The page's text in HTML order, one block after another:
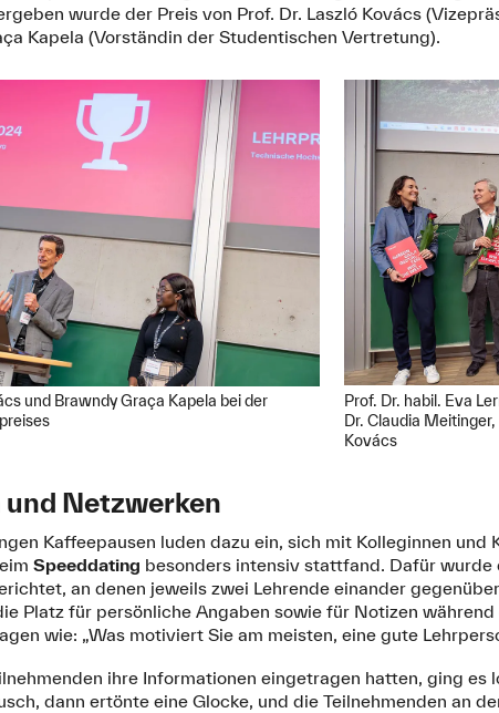
wurde der Preis von Prof. Dr. Laszló Kovács
Kapela (Vorständin der Studentischen Vertretung).
und Brawndy Graça Kapela bei der
Prof. Dr. habil. Eva
Dr. Claudia
Kovács
Netzwerken
Kaffeepausen luden dazu ein, sich mit Kolleginnen und
Speeddating besonders intensiv stattfand. Dafür wurde
an denen jeweils zwei Lehrende einander
Platz für persönliche Angaben sowie für Notizen
wie: „Was motiviert Sie am meisten, eine gute
ihre Informationen eingetragen hatten, ging es
dann ertönte eine Glocke, und die Teilnehmenden an